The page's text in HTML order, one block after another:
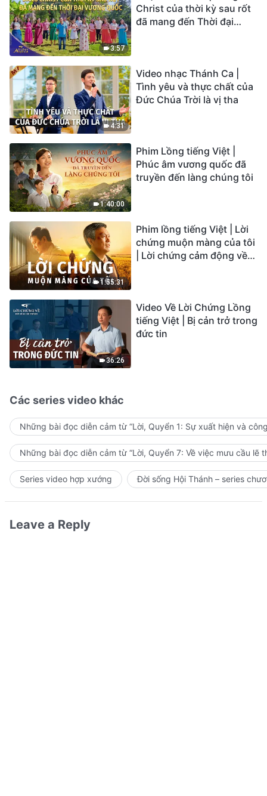
3:57
Christ của thời kỳ sau rốt
đã mang đến Thời đại
4:31
Video nhạc Thánh Ca |
Tình yêu và thực chất của
Đức Chúa Trời là vị tha
1:40:00
Phim Lồng tiếng Việt |
Phúc âm vương quốc đã
truyền đến làng chúng tôi
1:55:31
Phim lồng tiếng Việt | Lời
chứng muộn màng của tôi
| Lời chứng cảm động về
36:26
Video Về Lời Chứng Lồng
tiếng Việt | Bị cản trở trong
đức tin
Các series video khác
Những bài đọc diễn cảm từ “Lời, Quyển 1: Sự xuất hiện và
Những bài đọc diễn cảm từ “Lời, Quyển 7: Về việc mưu cầu lẽ
Series video hợp xướng Đời sống Hội Thánh – series
Leave a Reply